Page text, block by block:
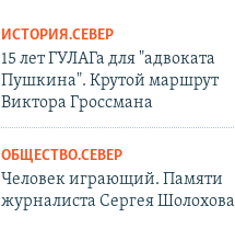
ИСТОРИЯ.СЕВЕР
15 лет ГУЛАГа для "адвоката
Пушкина". Крутой маршрут
Виктора Гроссмана
ОБЩЕСТВО.СЕВЕР
Человек играющий. Памяти
журналиста Сергея Шолохова